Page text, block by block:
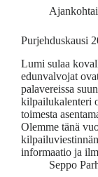
Purjehduskausi
Lumi sulaa
edunvalvojat
palavereissa
kilpailukalenteri
toimesta
Olemme tänä
informaatio ja
Seppo